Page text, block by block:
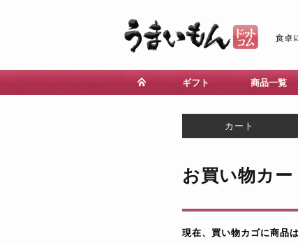
ギフト 商品一覧
カート
お買い物カー
現在、買い物カゴに商品